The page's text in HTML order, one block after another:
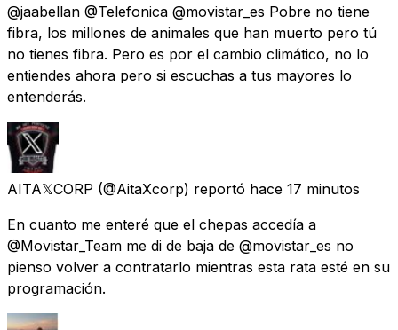
@jaabellan @Telefonica @movistar_es Pobre no tiene
fibra, los millones de animales que han muerto pero tú
no tienes fibra. Pero es por el cambio climático, no lo
entiendes ahora pero si escuchas a tus mayores lo
entenderás.
AITA𝕏CORP (@AitaXcorp) reportó hace 17 minutos
En cuanto me enteré que el chepas accedía a
@Movistar_Team me di de baja de @movistar_es no
pienso volver a contratarlo mientras esta rata esté en su
programación.